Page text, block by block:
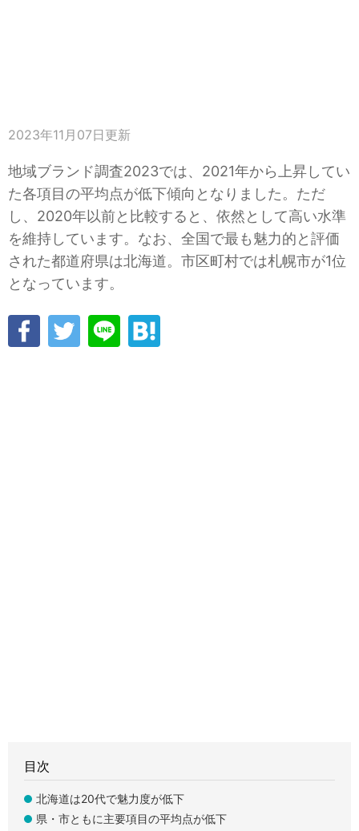
2023年11月07日 更新
地域ブランド調査2023では、2021年から上昇してい
た各項目の平均点が低下傾向となりました。ただ
し、2020年以前と比較すると、依然として高い水準
を維持しています。なお、全国で最も魅力的と評価
された都道府県は北海道。市区町村では札幌市が1位
となっています。
目次
北海道は20代で魅力度が低下
県・市ともに主要項目の平均点が低下